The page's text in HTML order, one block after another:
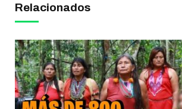
Relacionados